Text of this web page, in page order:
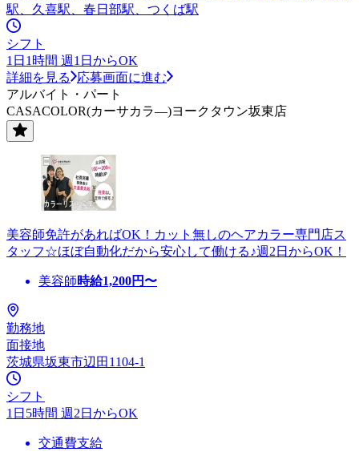
駅、久喜駅、春日部駅、つくば駅
シフト
1日1時間 週1日からOK
詳細を見る
応募画面に進む
アルバイト・パート
CASACOLOR(カーサカラ―)ヨークタウン坂東店
美容師免許があればOK！カット無しのヘアカラー専門店ス
タッフ☆ほぼ自動化だから安心して働ける♪週2日からOK！
美容師時給1,200円〜
勤務地
面接地
茨城県坂東市辺田1104-1
シフト
1日5時間 週2日からOK
交通費支給